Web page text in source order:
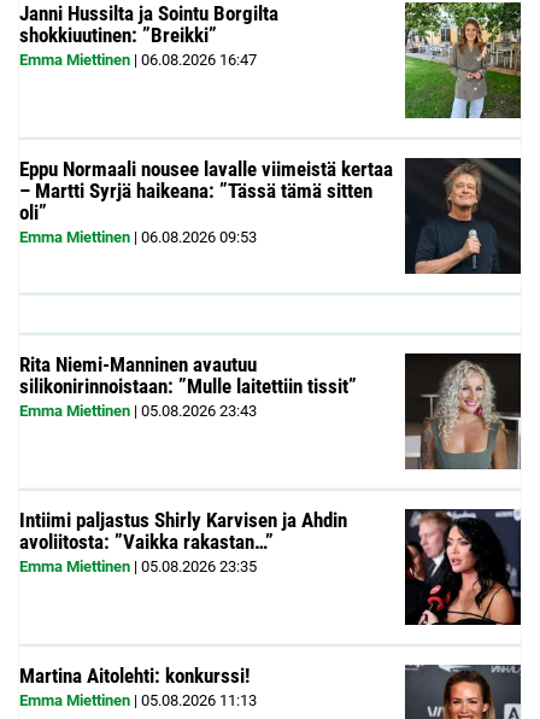
Janni Hussilta ja Sointu Borgilta
shokkiuutinen: ”Breikki”
Emma Miettinen | 06.08.2026 16:47
Eppu Normaali nousee lavalle viimeistä kertaa
– Martti Syrjä haikeana: ”Tässä tämä sitten
oli”
Emma Miettinen | 06.08.2026 09:53
Rita Niemi-Manninen avautuu
silikonirinnoistaan: ”Mulle laitettiin tissit”
Emma Miettinen | 05.08.2026 23:43
Intiimi paljastus Shirly Karvisen ja Ahdin
avoliitosta: ”Vaikka rakastan…”
Emma Miettinen | 05.08.2026 23:35
Martina Aitolehti: konkurssi!
Emma Miettinen | 05.08.2026 11:13